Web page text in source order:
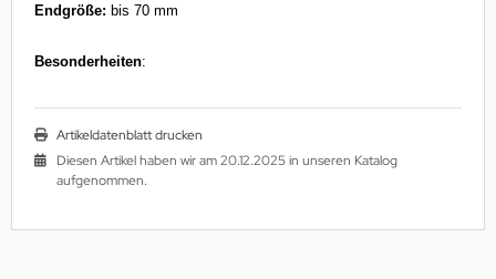
Endgröße: bis 70 mm
Besonderheiten:
Artikeldatenblatt drucken
Diesen Artikel haben wir am 20.12.2025 in unseren Katalog
aufgenommen.